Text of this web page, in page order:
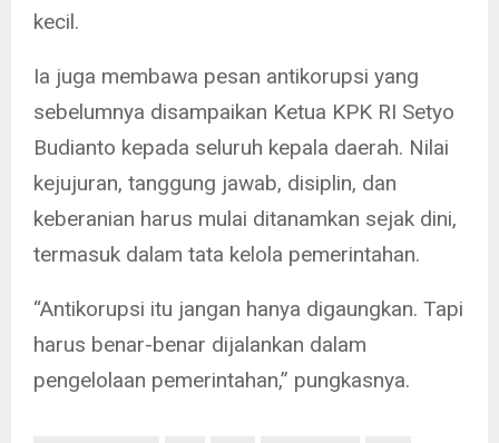
kecil.
Ia juga membawa pesan antikorupsi yang
sebelumnya disampaikan Ketua KPK RI Setyo
Budianto kepada seluruh kepala daerah. Nilai
kejujuran, tanggung jawab, disiplin, dan
keberanian harus mulai ditanamkan sejak dini,
termasuk dalam tata kelola pemerintahan.
“Antikorupsi itu jangan hanya digaungkan. Tapi
harus benar-benar dijalankan dalam
pengelolaan pemerintahan,” pungkasnya.